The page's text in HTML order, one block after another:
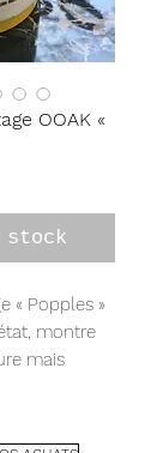
OOAK «
stock
« Popples »
montre
mais